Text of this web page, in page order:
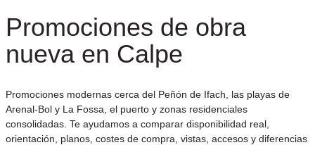
Promociones de obra
nueva en Calpe
Promociones modernas cerca del Peñón de Ifach, las playas de
Arenal-Bol y La Fossa, el puerto y zonas residenciales
consolidadas. Te ayudamos a comparar disponibilidad real,
orientación, planos, costes de compra, vistas, accesos y diferencias